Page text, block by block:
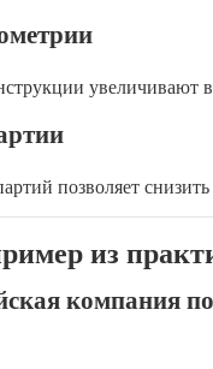
увеличивают
позволяет
из
компания